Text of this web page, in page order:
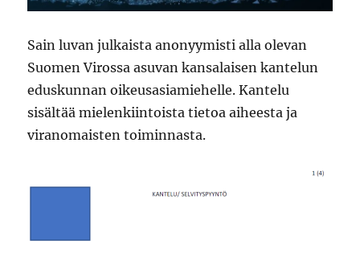
Sain luvan julkaista anonyymisti alla olevan
Suomen Virossa asuvan kansalaisen kantelun
eduskunnan oikeusasiamiehelle. Kantelu
sisältää mielenkiintoista tietoa aiheesta ja
viranomaisten toiminnasta.